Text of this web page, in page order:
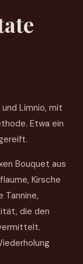
Limnio, mit
Etwa ein
Bouquet aus
Kirsche
Tannine,
die den